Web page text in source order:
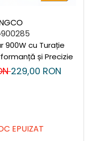
900W cu Turație
și Precizie
229,00 RON
EPUIZAT